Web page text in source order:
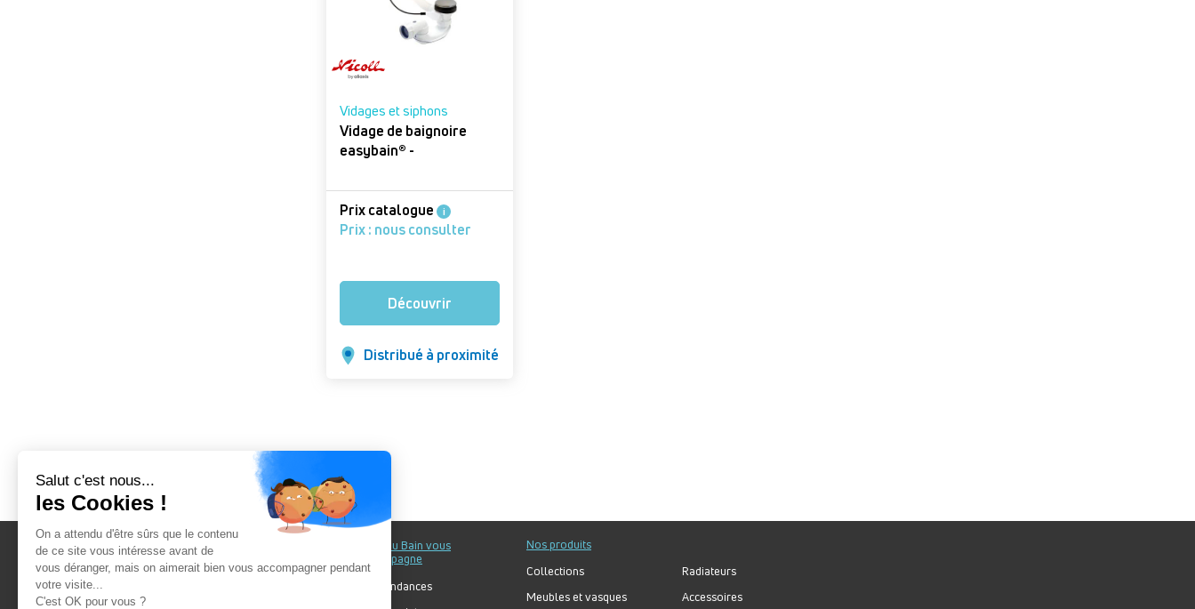
Vidages et siphons
Vidage de baignoire
easybain® -
Prix catalogue i
Prix : nous consulter
Découvrir
Distribué à proximité
Au fil du Bain
Nos showrooms
Au fil du Bain vous
accompagne
Nos tendances
Nos produits
Collections
Meubles et vasques
Radiateurs
Accessoires